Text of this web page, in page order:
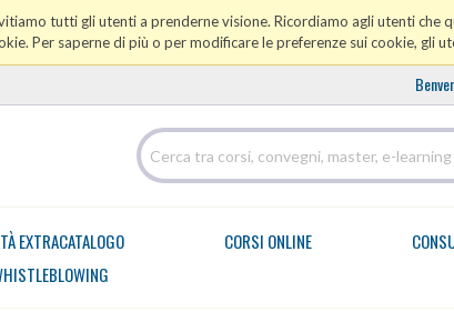
tutti gli utenti a prenderne visione. Ricordiamo agli utenti che
Per saperne di più o per modificare le preferenze sui cookie, gli
EXTRACATALOGO CORSI ONLINE